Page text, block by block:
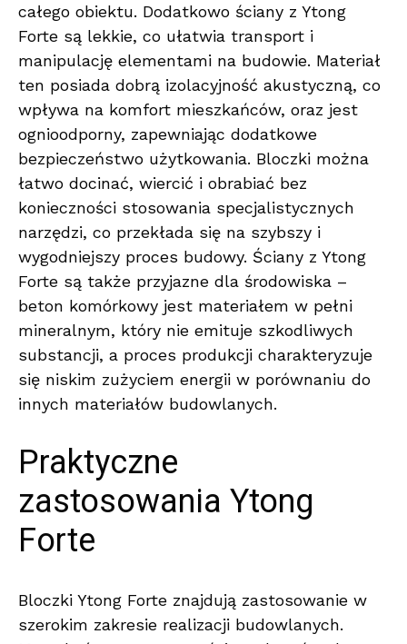
całego obiektu. Dodatkowo ściany z Ytong
Forte są lekkie, co ułatwia transport i
manipulację elementami na budowie. Materiał
ten posiada dobrą izolacyjność akustyczną, co
wpływa na komfort mieszkańców, oraz jest
ognioodporny, zapewniając dodatkowe
bezpieczeństwo użytkowania. Bloczki można
łatwo docinać, wiercić i obrabiać bez
konieczności stosowania specjalistycznych
narzędzi, co przekłada się na szybszy i
wygodniejszy proces budowy. Ściany z Ytong
Forte są także przyjazne dla środowiska –
beton komórkowy jest materiałem w pełni
mineralnym, który nie emituje szkodliwych
substancji, a proces produkcji charakteryzuje
się niskim zużyciem energii w porównaniu do
innych materiałów budowlanych.
Praktyczne
zastosowania Ytong
Forte
Bloczki Ytong Forte znajdują zastosowanie w
szerokim zakresie realizacji budowlanych.